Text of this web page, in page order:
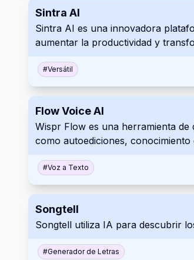
Sintra AI
Sintra AI es una innovadora
aumentar la productividad y
#Versátil
Flow Voice AI
Wispr Flow es una herramienta
como autoediciones,
#Voz a Texto
Songtell
Songtell utiliza IA para descubrir
#Generador de Letras